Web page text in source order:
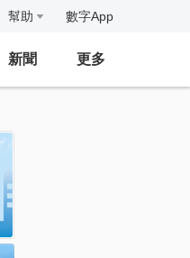
幫助 數字App
新聞 更多